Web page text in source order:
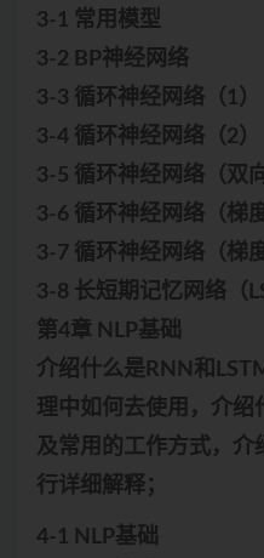
3-1 常用模型
3-2 BP神经网络
3-3 循环神经网络（1）
3-4 循环神经网络（2）
3-5 循环神经网络（双
3-6 循环神经网络（梯
3-7 循环神经网络（梯
3-8 长短期记忆网络（
第4章 NLP基础
介绍什么是RNN和
理中如何去使用，介绍
及常用的工作方式，
行详细解释；
4-1 NLP基础